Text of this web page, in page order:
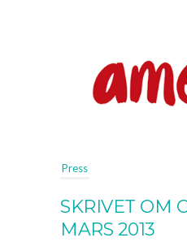
Press
SKRIVET OM
MARS 2013